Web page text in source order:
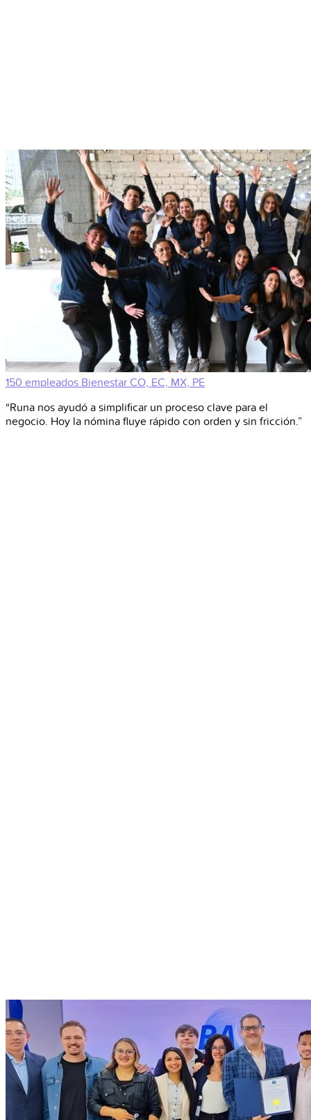
150 empleados Bienestar CO, EC, MX, PE
“Runa nos ayudó a simplificar un proceso clave para el
negocio. Hoy la nómina fluye rápido con orden y sin fricción.”